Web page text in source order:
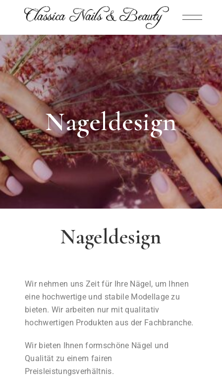
Nageldesign
Nageldesign
Wir nehmen uns Zeit für Ihre Nägel, um Ihnen
eine hochwertige und stabile Modellage zu
bieten. Wir arbeiten nur mit qualitativ
hochwertigen Produkten aus der Fachbranche.
Wir bieten Ihnen formschöne Nägel und
Qualität zu einem fairen
Preisleistungsverhältnis.